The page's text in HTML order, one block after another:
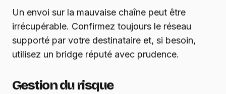
Un envoi sur la mauvaise chaîne peut être
irrécupérable. Confirmez toujours le réseau
supporté par votre destinataire et, si besoin,
utilisez un bridge réputé avec prudence.
Gestion du risque